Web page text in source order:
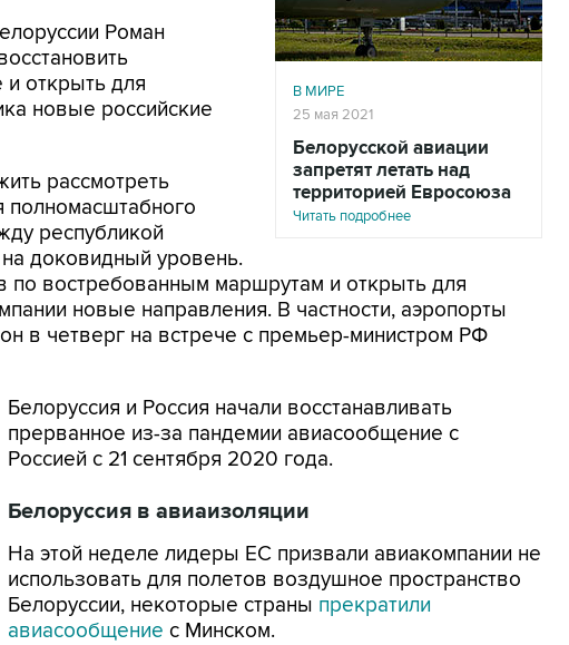
В МИРЕ
25 мая 2021
Белорусской авиации
запретят летать над
территорией Евросоюза
Читать подробнее
Роман
открыть для
новые российские
рассмотреть
полномасштабного
республикой
доковидный уровень.
по востребованным маршрутам и открыть для
новые направления. В частности, аэропорты
в четверг на встрече с премьер-министром РФ
Белоруссия и Россия начали восстанавливать
прерванное из-за пандемии авиасообщение с
Россией с 21 сентября 2020 года.
Белоруссия в авиаизоляции
На этой неделе лидеры ЕС призвали авиакомпании не
использовать для полетов воздушное пространство
Белоруссии, некоторые страны прекратили
авиасообщение с Минском.